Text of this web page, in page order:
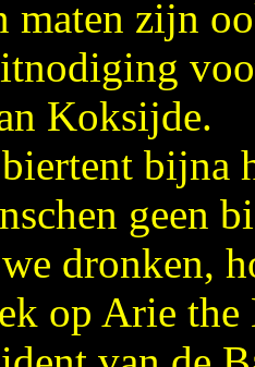
maten zijn
Koksijde.
bijna
geen
dronken,
op Arie